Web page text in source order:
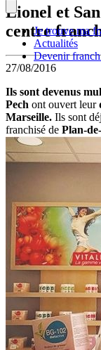
Je trouve ma
Actualités
Devenir
Lionel et
centre
27/08/2016
Ils sont devenus
Pech ont ouvert leur
Marseille. Ils sont
franchisé de Plan-